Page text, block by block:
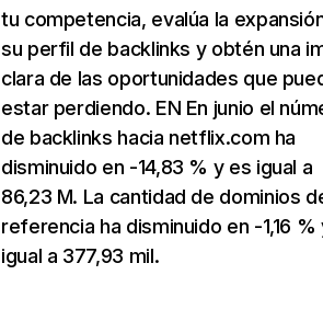
tu competencia, evalúa la
su perfil de backlinks y obtén una
clara de las oportunidades que
estar perdiendo. EN En junio el
de backlinks hacia netflix.com ha
disminuido en -14,83 % y es igual a
86,23 M. La cantidad de dominios
referencia ha disminuido en -1,16 %
igual a 377,93 mil.